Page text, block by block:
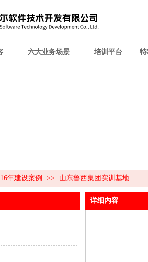
六大业务场景 培训平台
年建设案例 >> 山东鲁西集团实训基地
详细内容